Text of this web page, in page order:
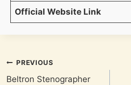
Official Website Link
Post
navigation
PREVIOUS
Beltron Stenographer